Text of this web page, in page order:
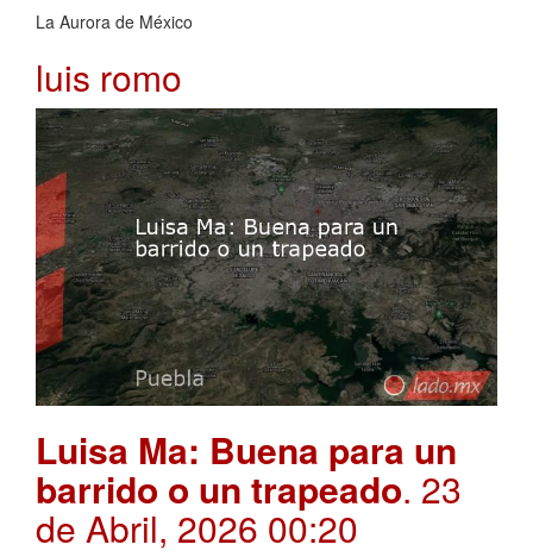
La Aurora de México
luis romo
Luisa Ma: Buena para un
barrido o un trapeado. 23
de Abril, 2026 00:20